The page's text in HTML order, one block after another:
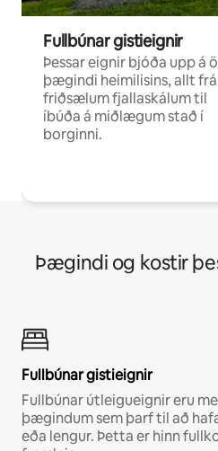
Fullbúnar gistieignir
Þessar eignir bjóða upp á
þægindi heimilisins, allt frá
friðsælum fjallaskálum til
íbúða á miðlægum stað í
borginni.
Þægindi og kostir
Fullbúnar gistieignir
Fullbúnar útleigueignir eru
þægindum sem þarf til að
eða lengur. Þetta er hinn